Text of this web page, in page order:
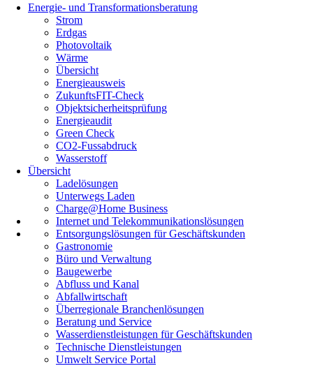
Energie- und Transformationsberatung
Strom
Erdgas
Photovoltaik
Wärme
Übersicht
Energieausweis
ZukunftsFIT-Check
Objektsicherheitsprüfung
Energieaudit
Green Check
CO2-Fussabdruck
Wasserstoff
Übersicht
Ladelösungen
Unterwegs Laden
Charge@Home Business
Internet und Telekommunikationslösungen
Entsorgungslösungen für Geschäftskunden
Gastronomie
Büro und Verwaltung
Baugewerbe
Abfluss und Kanal
Abfallwirtschaft
Überregionale Branchenlösungen
Beratung und Service
Wasserdienstleistungen für Geschäftskunden
Technische Dienstleistungen
Umwelt Service Portal